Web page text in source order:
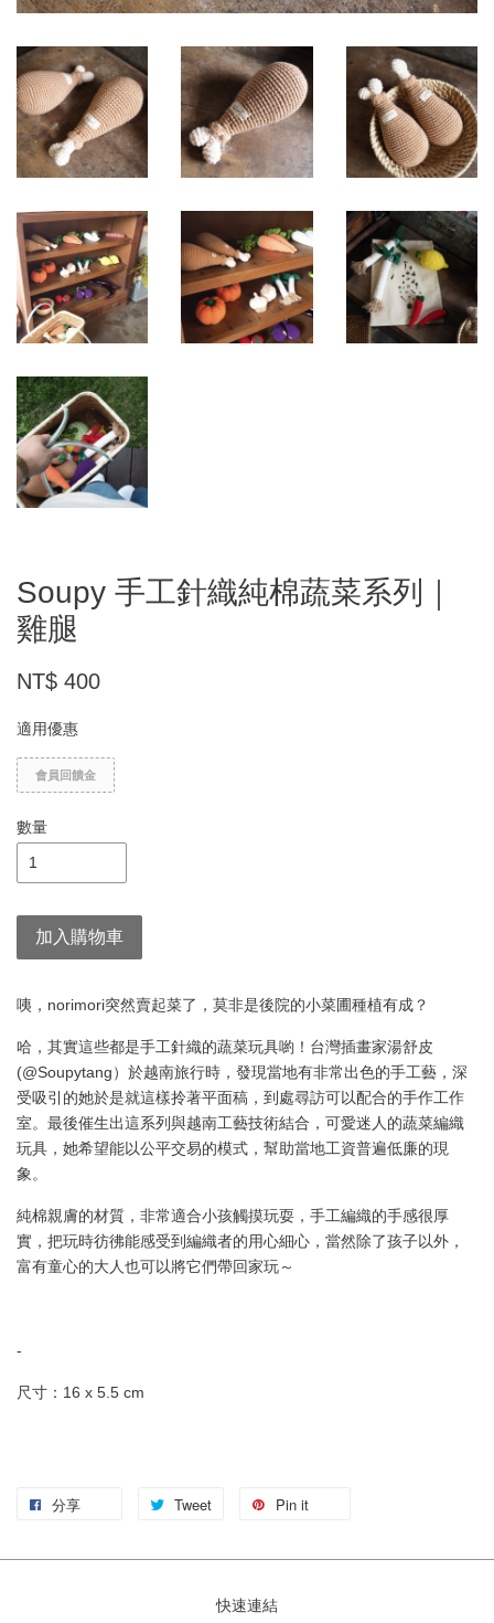
Soupy 手工針織純棉蔬菜系列｜
雞腿
NT$ 400
適用優惠
會員回饋金
數量
加入購物車
咦，norimori突然賣起菜了，莫非是後院的小菜圃種植有成？
哈，其實這些都是手工針織的蔬菜玩具喲！台灣插畫家湯舒皮
(@Soupytang）於越南旅行時，發現當地有非常出色的手工藝，深
受吸引的她於是就這樣拎著平面稿，到處尋訪可以配合的手作工作
室。最後催生出這系列與越南工藝技術結合，可愛迷人的蔬菜編織
玩具，她希望能以公平交易的模式，幫助當地工資普遍低廉的現
象。
純棉親膚的材質，非常適合小孩觸摸玩耍，手工編織的手感很厚
實，把玩時彷彿能感受到編織者的用心細心，當然除了孩子以外，
富有童心的大人也可以將它們帶回家玩～
-
尺寸：16 x 5.5 cm
分享 Tweet Pin it
快速連結